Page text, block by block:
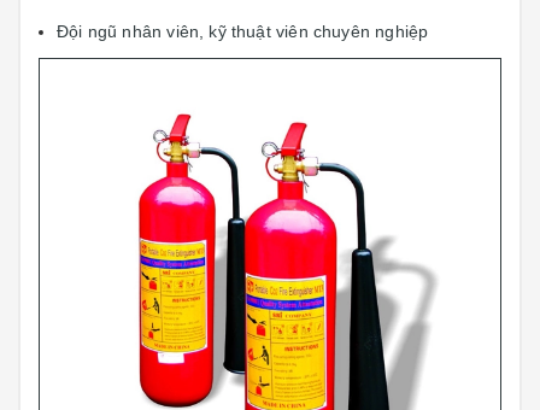
Đội ngũ nhân viên, kỹ thuật viên chuyên nghiệp